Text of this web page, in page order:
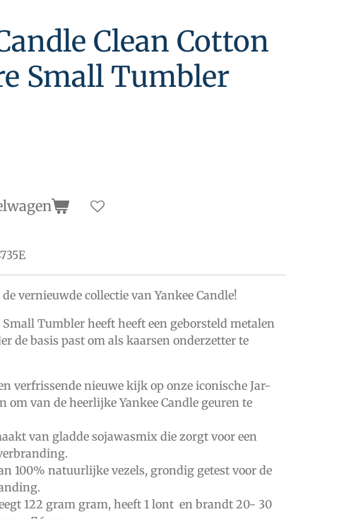
Clean Cotton
Small Tumbler
vernieuwde collectie van Yankee Candle!
Tumbler heeft heeft een geborsteld metalen
de basis past om als kaarsen onderzetter te
verfrissende nieuwe kijk op onze iconische Jar-
om van de heerlijke Yankee Candle geuren te
van gladde sojawasmix die zorgt voor een
100% natuurlijke vezels, grondig getest voor de
122 gram gram, heeft 1 lont en brandt 20- 30